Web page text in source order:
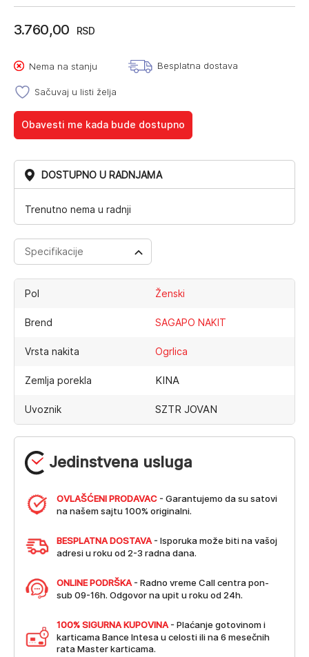
3.760,00 RSD
Nema na stanju Besplatna dostava
Sačuvaj u listi želja
Obavesti me kada bude dostupno
DOSTUPNO U RADNJAMA
Trenutno nema u radnji
Jedinstvena usluga
OVLAŠĆENI PRODAVAC - Garantujemo da su satovi
na našem sajtu 100% originalni.
BESPLATNA DOSTAVA - Isporuka može biti na vašoj
adresi u roku od 2-3 radna dana.
ONLINE PODRŠKA - Radno vreme Call centra pon-
sub 09-16h. Odgovor na upit u roku od 24h.
100% SIGURNA KUPOVINA - Plaćanje gotovinom i
karticama Bance Intesa u celosti ili na 6 mesečnih
rata Master karticama.
Specifikacije
Pol Ženski
Brend SAGAPO NAKIT
Vrsta nakita Ogrlica
Zemlja porekla KINA
Uvoznik SZTR JOVAN